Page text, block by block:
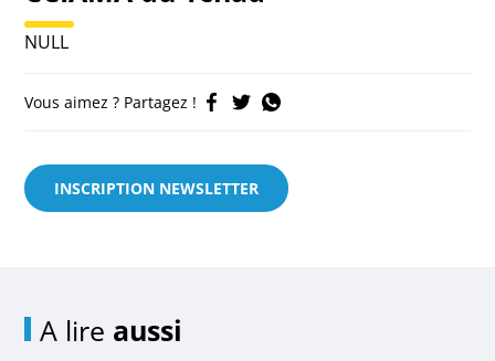
NULL
Vous aimez ? Partagez !
INSCRIPTION NEWSLETTER
A lire aussi